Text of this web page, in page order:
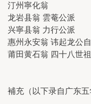
汀州寧化翁
龙岩县翁 雲菴公派
兴寧县翁 力行公派
惠州永安翁 讳起龙公
莆田黄石翁 四十八世
補充（以下录自广东五